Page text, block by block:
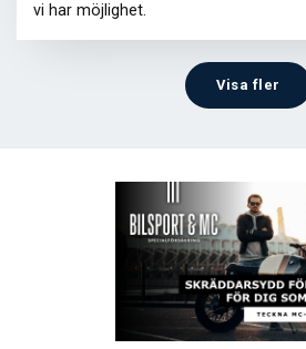
vi har möjlighet.
Visa fler